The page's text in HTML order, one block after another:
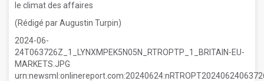
le climat des affaires
(Rédigé par Augustin Turpin)
2024-06-
24T063726Z_1_LYNXMPEK5N05N_RTROPTP_1_BRITAIN-EU-
MARKETS.JPG